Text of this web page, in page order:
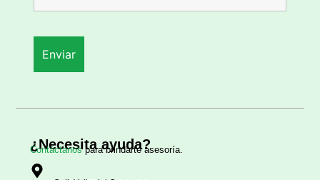
¿Necesita ayuda?
Contáctanospara brindarte asesoría.